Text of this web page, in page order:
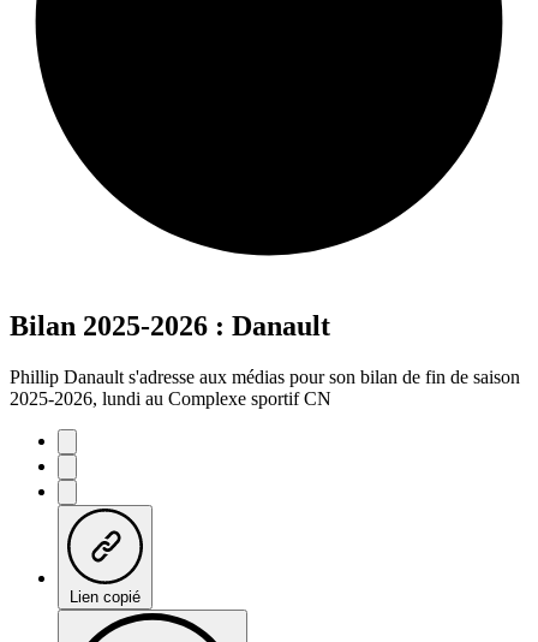
Bilan 2025-2026 : Danault
Phillip Danault s'adresse aux médias pour son bilan de fin de saison
2025-2026, lundi au Complexe sportif CN
Lien copié